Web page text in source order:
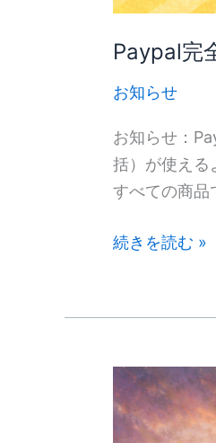
を
リ
ー
し
ま
し
Paypal完
お知らせ
お知らせ：
括）が使える
すべての商品
OK
続きを読む »
【新
発
売】